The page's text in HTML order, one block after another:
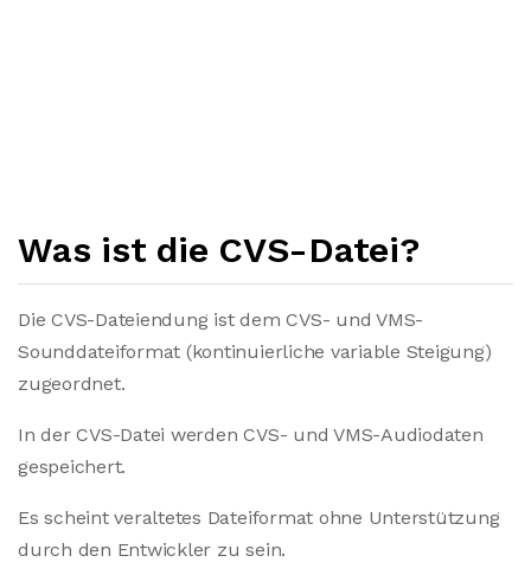
Was ist die CVS-Datei?
Die CVS-Dateiendung ist dem CVS- und VMS-
Sounddateiformat (kontinuierliche variable Steigung)
zugeordnet.
In der CVS-Datei werden CVS- und VMS-Audiodaten
gespeichert.
Es scheint veraltetes Dateiformat ohne Unterstützung
durch den Entwickler zu sein.